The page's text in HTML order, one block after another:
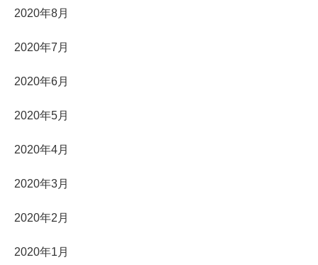
2020年8月
2020年7月
2020年6月
2020年5月
2020年4月
2020年3月
2020年2月
2020年1月